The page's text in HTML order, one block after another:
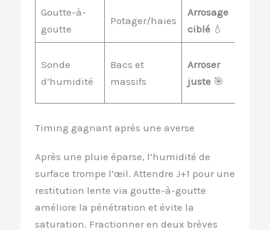
Goutte-à-
goutte
Potager/haies
Arrosage
ciblé💧
Sonde
d’humidité
Bacs et
massifs
Arroser
juste🎯
Timing gagnant après une averse
Après une pluie éparse, l’humidité de
surface trompe l’œil. Attendre J+1 pour une
restitution lente via goutte-à-goutte
améliore la pénétration et évite la
saturation. Fractionner en deux brèves